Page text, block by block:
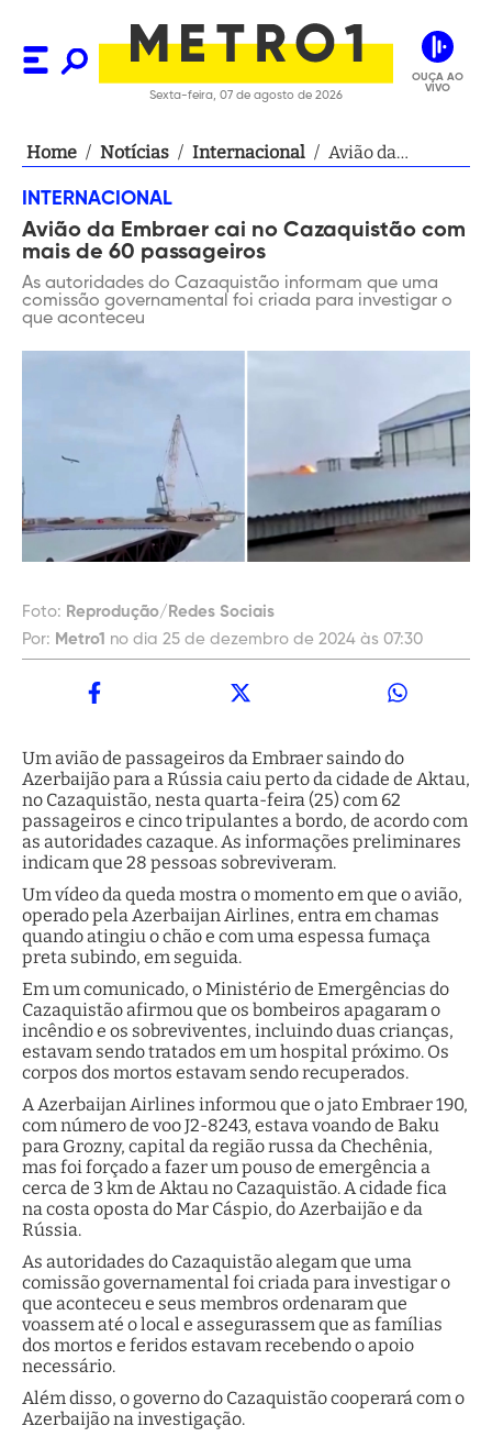
Sexta-feira, 07 de agosto de 2026
OUÇA AO
VIVO
Home / Notícias / Internacional / Avião da
com mais de 60
INTERNACIONAL
Avião da Embraer cai no Cazaquistão com
mais de 60 passageiros
As autoridades do Cazaquistão informam que uma
comissão governamental foi criada para investigar o
que aconteceu
Foto: Reprodução/Redes Sociais
Por: Metro1 no dia 25 de dezembro de 2024 às 07:30
Um avião de passageiros da Embraer saindo do
Azerbaijão para a Rússia caiu perto da cidade de Aktau,
no Cazaquistão, nesta quarta-feira (25) com 62
passageiros e cinco tripulantes a bordo, de acordo com
as autoridades cazaque. As informações preliminares
indicam que 28 pessoas sobreviveram.
Um vídeo da queda mostra o momento em que o avião,
operado pela Azerbaijan Airlines, entra em chamas
quando atingiu o chão e com uma espessa fumaça
preta subindo, em seguida.
Em um comunicado, o Ministério de Emergências do
Cazaquistão afirmou que os bombeiros apagaram o
incêndio e os sobreviventes, incluindo duas crianças,
estavam sendo tratados em um hospital próximo. Os
corpos dos mortos estavam sendo recuperados.
A Azerbaijan Airlines informou que o jato Embraer 190,
com número de voo J2-8243, estava voando de Baku
para Grozny, capital da região russa da Chechênia,
mas foi forçado a fazer um pouso de emergência a
cerca de 3 km de Aktau no Cazaquistão. A cidade fica
na costa oposta do Mar Cáspio, do Azerbaijão e da
Rússia.
As autoridades do Cazaquistão alegam que uma
comissão governamental foi criada para investigar o
que aconteceu e seus membros ordenaram que
voassem até o local e assegurassem que as famílias
dos mortos e feridos estavam recebendo o apoio
necessário.
Além disso, o governo do Cazaquistão cooperará com o
Azerbaijão na investigação.